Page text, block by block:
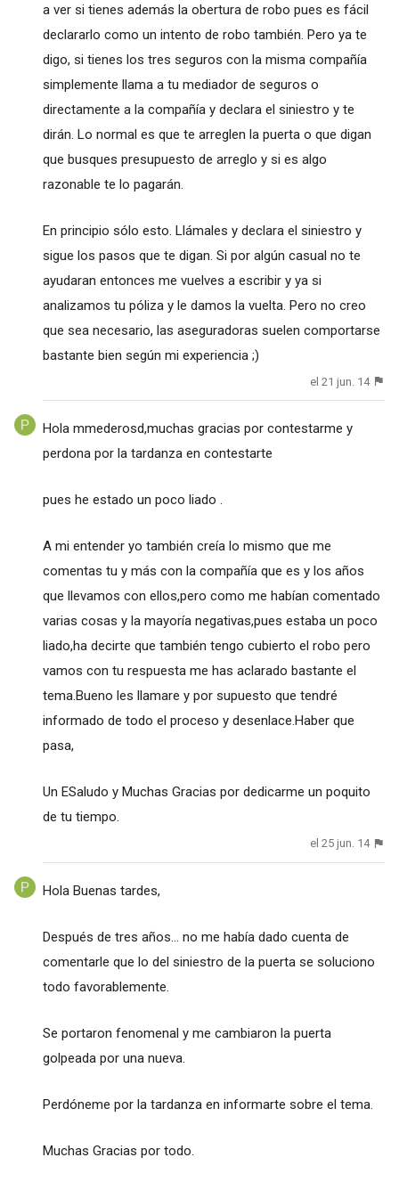
a ver si tienes además la obertura de robo pues es fácil
declararlo como un intento de robo también. Pero ya te
digo, si tienes los tres seguros con la misma compañía
simplemente llama a tu mediador de seguros o
directamente a la compañía y declara el siniestro y te
dirán. Lo normal es que te arreglen la puerta o que digan
que busques presupuesto de arreglo y si es algo
razonable te lo pagarán.
En principio sólo esto. Llámales y declara el siniestro y
sigue los pasos que te digan. Si por algún casual no te
ayudaran entonces me vuelves a escribir y ya si
analizamos tu póliza y le damos la vuelta. Pero no creo
que sea necesario, las aseguradoras suelen comportarse
bastante bien según mi experiencia ;)
el 21 jun. 14
Hola mmederosd,muchas gracias por contestarme y
perdona por la tardanza en contestarte
pues he estado un poco liado .
A mi entender yo también creía lo mismo que me
comentas tu y más con la compañía que es y los años
que llevamos con ellos,pero como me habían comentado
varias cosas y la mayoría negativas,pues estaba un poco
liado,ha decirte que también tengo cubierto el robo pero
vamos con tu respuesta me has aclarado bastante el
tema.Bueno les llamare y por supuesto que tendré
informado de todo el proceso y desenlace.Haber que
pasa,
Un ESaludo y Muchas Gracias por dedicarme un poquito
de tu tiempo.
el 25 jun. 14
Hola Buenas tardes,
Después de tres años... no me había dado cuenta de
comentarle que lo del siniestro de la puerta se soluciono
todo favorablemente.
Se portaron fenomenal y me cambiaron la puerta
golpeada por una nueva.
Perdóneme por la tardanza en informarte sobre el tema.
Muchas Gracias por todo.